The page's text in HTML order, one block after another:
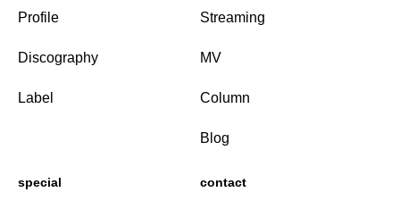
Profile
Discography
Label
Streaming
MV
Column
Blog
special contact